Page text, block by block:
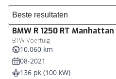
Sorteer resultaten
BMW R 1250 RT
BTW Voertuig
10.060 km
08-2021
136 pk (100 kW)